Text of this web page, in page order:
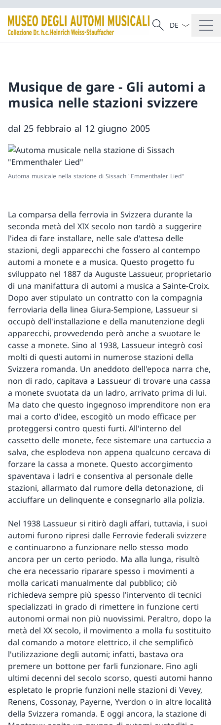
Cercare
Ricerca
Dal menu a
Musique de gare - Gli automi a
musica nelle stazioni svizzere
dal 25 febbraio al 12 giugno 2005
Automa musicale nella stazione di Sissach "Emmenthaler Lied"
La comparsa della ferrovia in Svizzera durante la
seconda metà del XIX secolo non tardò a suggerire
l'idea di fare installare, nelle sale d'attesa delle
stazioni, degli apparecchi che fossero al contempo
automi a monete e a musica. Questo progetto fu
sviluppato nel 1887 da Auguste Lassueur, proprietario
di una manifattura di automi a musica a Sainte-Croix.
Dopo aver stipulato un contratto con la compagnia
ferroviaria della linea Giura-Sempione, Lassueur si
occupò dell'installazione e della manutenzione degli
apparecchi, provvedendo però anche a svuotare le
casse a monete. Sino al 1938, Lassueur integrò così
molti di questi automi in numerose stazioni della
Svizzera romanda. Un aneddoto dell'epoca narra che,
non di rado, capitava a Lassueur di trovare una cassa
a monete svuotata da un ladro, arrivato prima di lui.
Ma dato che questo ingegnoso imprenditore non era
mai a corto d'idee, escogitò un modo efficace per
proteggersi contro questi furti. All'interno del
cassetto delle monete, fece sistemare una cartuccia a
salva, che esplodeva non appena qualcuno cercava di
forzare la cassa a monete. Questo accorgimento
spaventava i ladri e consentiva al personale delle
stazioni, allarmato dal rumore della detonazione, di
acciuffare un delinquente e consegnarlo alla polizia.
Nel 1938 Lassueur si ritirò dagli affari, tuttavia, i suoi
automi furono ripresi dalle Ferrovie federali svizzere
e continuarono a funzionare nello stesso modo
ancora per un certo periodo. Ma alla lunga, risultò
che era necessario riparare spesso i movimenti a
molla caricati manualmente dal pubblico; ciò
richiedeva sempre più spesso l'intervento di tecnici
specializzati in grado di rimettere in funzione certi
autonomi ormai non più nuovissimi. Peraltro, dopo la
metà del XX secolo, il movimento a molla fu sostituito
dal comando a motore elettrico, il che semplificò
l'utilizzazione degli automi; infatti, bastava ora
premere un bottone per farli funzionare. Fino agli
ultimi decenni del secolo scorso, questi automi hanno
espletato le proprie funzioni nelle stazioni di Vevey,
Renens, Cossonay, Payerne, Yverdon o in altre località
della Svizzera romanda. E oggi ancora, la stazione di